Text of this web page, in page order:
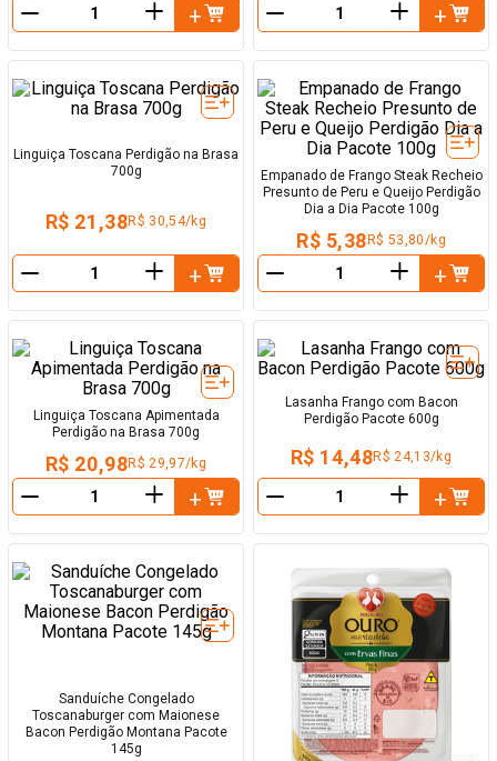
＋ ＋
Linguiça Toscana Perdigão na Brasa
700g
R$ 21,38R$ 30,54/kg
＋
Empanado de Frango Steak Recheio
Presunto de Peru e Queijo Perdigão
Dia a Dia Pacote 100g
R$ 5,38 R$ 53,80/kg
＋
Linguiça Toscana Apimentada
Perdigão na Brasa 700g
R$ 20,98R$ 29,97/kg
＋
Lasanha Frango com Bacon
Perdigão Pacote 600g
R$ 14,48R$ 24,13/kg
＋
Sanduíche Congelado
Toscanaburger com Maionese
Bacon Perdigão Montana Pacote
145g